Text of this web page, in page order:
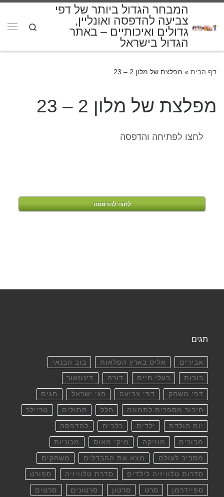
המבחר הגדול ביותר של דפי
צביעה להדפסה ואונליין,
גדולים ואיכותיים – באתר
הגדול בישראל
Search
דף הבית » מפלצת של מלון 2 – 23
מפלצת של מלון 2 – 23
לחצו לפתיחה והדפסה
לחצו להדפסה
תגים
אבירים אליס בארץ הפלאות בוב הבנאי
בובות בעלי חיים דורה דינוזאור
דפי משחק דפי צביעה חגי ישראל חגים
חיבור מספרים לתמונה חלל חתולים טריילר
יום הולדת ילדים כלבים להדפסה
מבוכים מוזיקה מיקי מאוס מכוניות
מסביב לעולם מצא את ההבדלים משחקים
סדרות טלוויזיה לילדים סדרת טלוויזיה ספורט
ספיידרמן סרט סרטון סרטונים סרטים